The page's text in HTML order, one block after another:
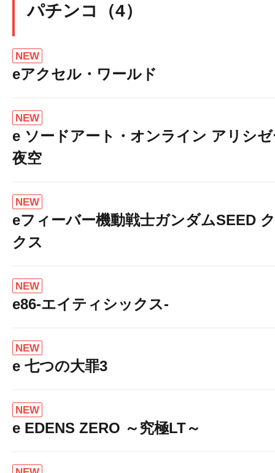
パチンコ（4）
NEW
eアクセル・ワールド
NEW
e ソードアート・オンライン アリシ
夜空
NEW
eフィーバー機動戦士ガンダムSEED
クス
NEW
e86-エイティシックス-
NEW
e 七つの大罪3
NEW
e EDENS ZERO ～究極LT～